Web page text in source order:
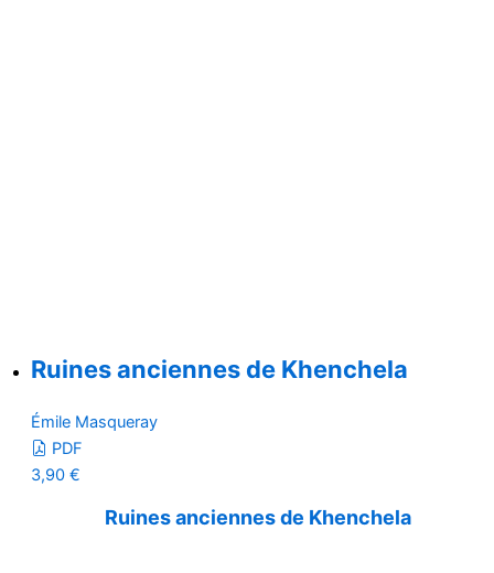
Ruines anciennes de Khenchela
Émile Masqueray
PDF
3,90 €
Ruines anciennes de Khenchela